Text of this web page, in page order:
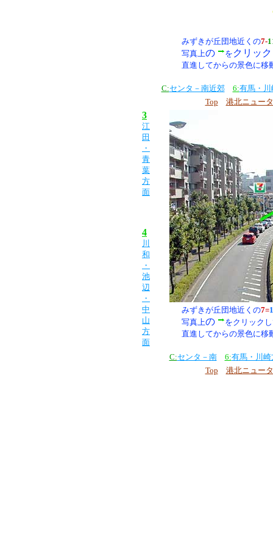
みずきが丘団地近くの7-
写真上の を クリッ
直進してからの景色に移
C:センタ－南近郊 6:有馬・川
Top
港北ニュー
3
江
田
・
青
葉
方
面
4
川
和
・
池
辺
・
中
山
方
面
みずきが丘団地近くの7=
写真上の
をクリック
直進してからの景色に移
C:センタ－南 6:有馬・川崎
Top
港北ニュー